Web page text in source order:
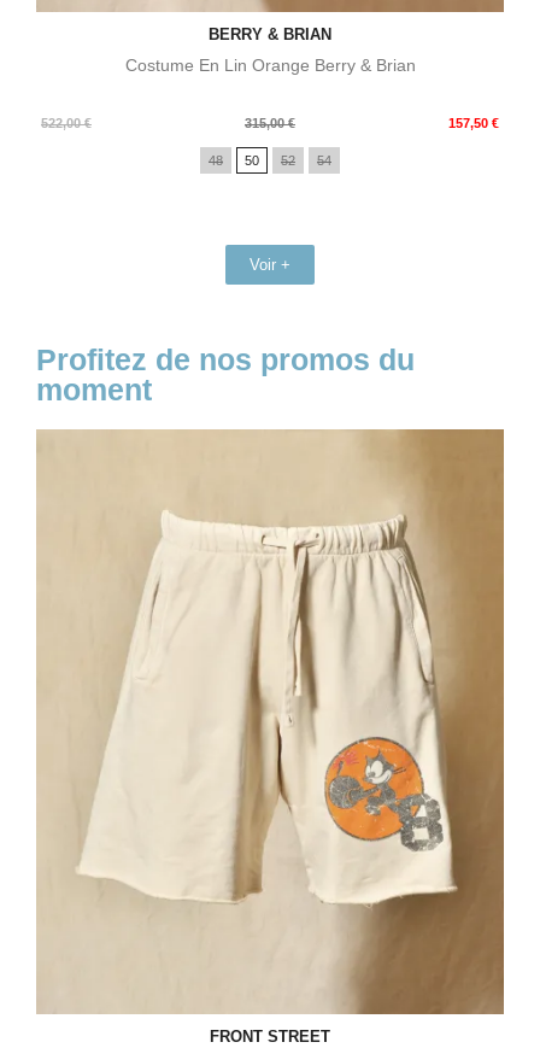
BERRY & BRIAN
Costume En Lin Orange Berry & Brian
522,00 €
Prix
315,00 € 157,50 €
Prix
48 50 52 54
Voir +
Profitez de nos promos du
moment
FRONT STREET